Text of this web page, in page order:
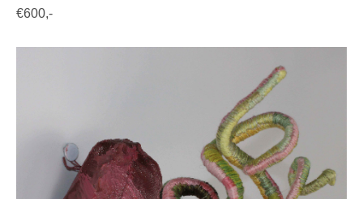
€600,-